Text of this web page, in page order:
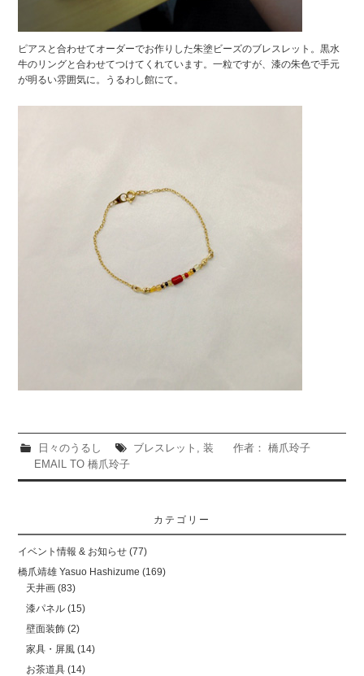
ピアスと合わせてオーダーでお作りした朱塗ビーズのブレスレット。黒水
牛のリングと合わせてつけてくれています。一粒ですが、漆の朱色で手元
が明るい雰囲気に。うるわし館にて。
日々のうるし ブレスレット , 装
作者： 橋爪玲子
EMAIL TO 橋爪玲子
カテゴリー
イベント情報 & お知らせ (77)
橋爪靖雄 Yasuo Hashizume (169)
天井画 (83)
漆パネル (15)
壁面装飾 (2)
家具・屏風 (14)
お茶道具 (14)